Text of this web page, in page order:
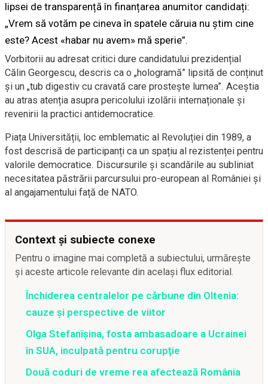
lipsei de transparență în finanțarea anumitor candidați:
„Vrem să votăm pe cineva în spatele căruia nu știm cine
este? Acest «habar nu avem» mă sperie”.
Vorbitorii au adresat critici dure candidatului prezidențial
Călin Georgescu, descris ca o „hologramă” lipsită de conținut
și un „tub digestiv cu cravată care prostește lumea”. Aceștia
au atras atenția asupra pericolului izolării internaționale și
revenirii la practici antidemocratice.
Piața Universității, loc emblematic al Revoluției din 1989, a
fost descrisă de participanți ca un spațiu al rezistenței pentru
valorile democratice. Discursurile și scandările au subliniat
necesitatea păstrării parcursului pro-european al României și
al angajamentului față de NATO.
Context și subiecte conexe
Pentru o imagine mai completă a subiectului, urmărește
și aceste articole relevante din același flux editorial.
Închiderea centralelor pe cărbune din Oltenia:
cauze și perspective de viitor
Olga Stefanîşina, fosta ambasadoare a Ucrainei
în SUA, inculpată pentru corupţie
Două coduri de vreme rea afectează România